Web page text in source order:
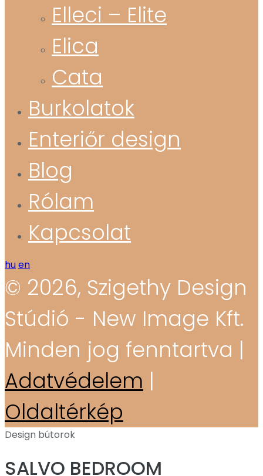
Elleci – Elite
Elica
Cata
Burkolatok
Enteriőr design
Blog
Rólam
Kapcsolat
huen
© 2026, Szigethy Design
Stúdió - New Image Kft.
Minden jog fenntartva |
Adatvédelem |
Oldaltérkép
Design bútorok
SALVO BEDROOM